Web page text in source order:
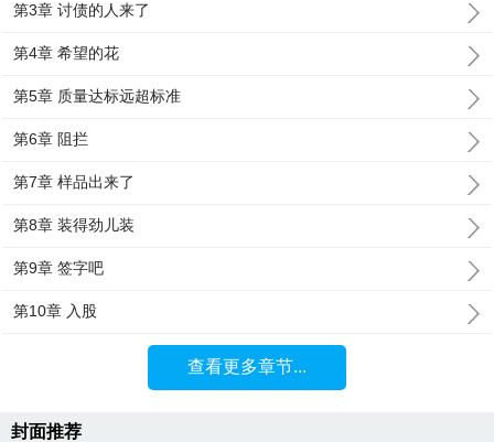
第3章 讨债的人来了
第4章 希望的花
第5章 质量达标远超标准
第6章 阻拦
第7章 样品出来了
第8章 装得劲儿装
第9章 签字吧
第10章 入股
查看更多章节...
封面推荐